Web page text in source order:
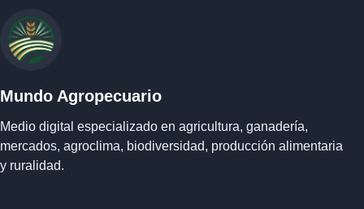
Mundo Agropecuario
Medio digital especializado en agricultura, ganadería,
mercados, agroclima, biodiversidad, producción alimentaria
y ruralidad.